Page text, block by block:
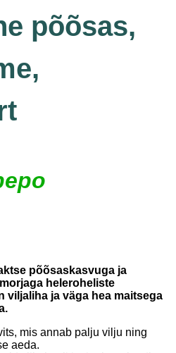
põõsas,
põõsaskasvuga ja
heleroheliste
viljaliha ja väga hea maitsega
mis annab palju vilju ning
aeda.